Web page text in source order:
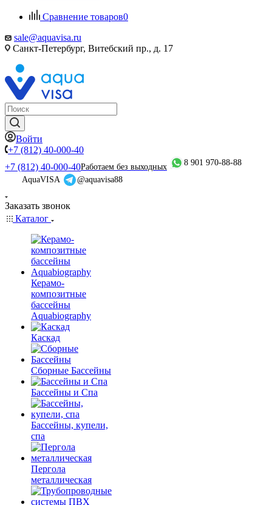
Сравнение товаров0
sale@aquavisa.ru
Санкт-Петербург, Витебский пр., д. 17
Войти
+7 (812) 40-000-40
+7 (812) 40-000-40Работаем без выходных
8 901 970-88-88
AquaVISA
@aquavisa88
Заказать звонок
Каталог
Керамо-
композитные
бассейны
Aquabiography
Каскад
Сборные Бассейны
Бассейны и Спа
Бассейны, купели,
спа
Пергола
металлическая